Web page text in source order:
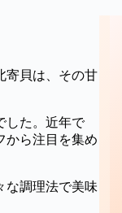
寄貝は、その甘
した。近年で
から注目を集め
な調理法で美味